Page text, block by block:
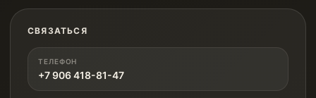
СВЯЗАТЬСЯ
ТЕЛЕФОН
+7 906 418-81-47